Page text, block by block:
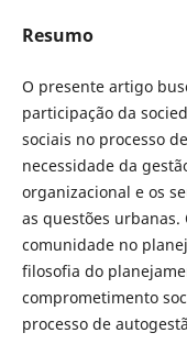
Resumo
O presente artigo
participação da
sociais no processo
necessidade da
organizacional e os
as questões urbanas.
comunidade no
filosofia do
comprometimento
processo de